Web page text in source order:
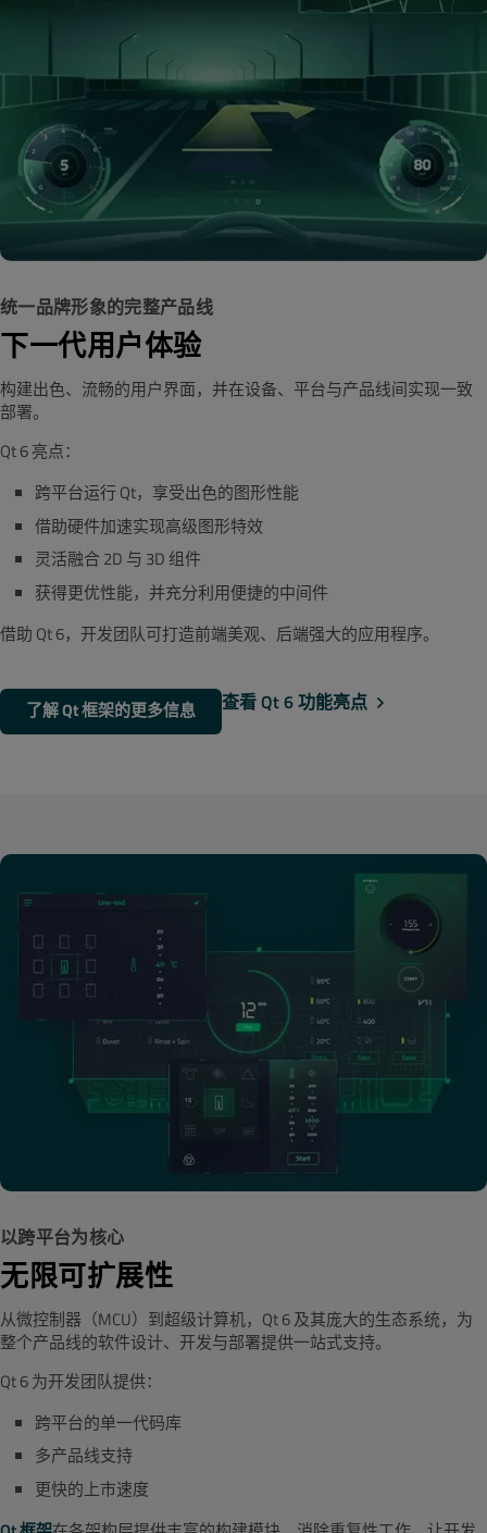
统一品牌形象的完整产品线
下一代用户体验
构建出色、流畅的用户界面，并在设备、平台与产品线间实现一致
部署。
Qt 6 亮点：
跨平台运行 Qt，享受出色的图形性能
借助硬件加速实现高级图形特效
灵活融合 2D 与 3D 组件
获得更优性能，并充分利用便捷的中间件
借助 Qt 6，开发团队可打造前端美观、后端强大的应用程序。
了解 Qt 框架的更多信息 查看 Qt 6 功能亮点
以跨平台为核心
无限可扩展性
从微控制器（MCU）到超级计算机，Qt 6 及其庞大的生态系统，为
整个产品线的软件设计、开发与部署提供一站式支持。
Qt 6 为开发团队提供：
跨平台的单一代码库
多产品线支持
更快的上市速度